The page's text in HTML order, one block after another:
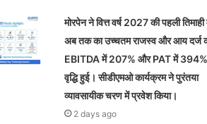
मोरपेन ने वित्त वर्ष 2027 की पहली तिमाही
अब तक का उच्चतम राजस्व और आय दर्ज
EBITDA में 207% और PAT में
वृद्धि हुई। सीडीएमओ कार्यक्रम ने पुरंतया
व्यावसायीक चरण में प्रवेश किया।
2 days ago